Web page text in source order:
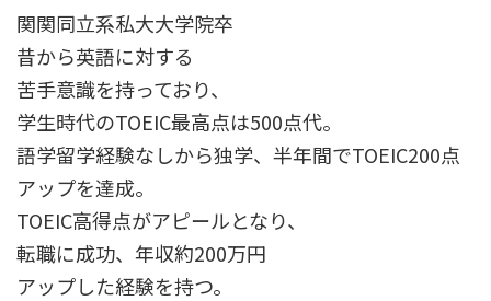
関関同立系私大大学院卒
昔から英語に対する
苦手意識を持っており、
学生時代のTOEIC最高点は500点代。
語学留学経験なしから独学、半年間でTOEIC200点
アップを達成。
TOEIC高得点がアピールとなり、
転職に成功、年収約200万円
アップした経験を持つ。